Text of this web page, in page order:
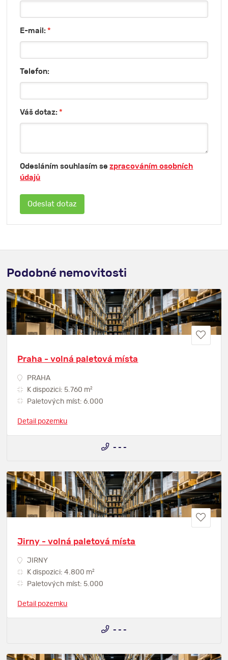
E-mail:*
Telefon:
Váš dotaz:*
Odesláním souhlasím sezpracováním osobních
údajů
Podobné nemovitosti
Praha - volná paletová místa
PRAHA
K dispozici: 5.760 m2
Paletových míst: 6.000
Detail pozemku
- - -
Jirny - volná paletová místa
JIRNY
K dispozici: 4.800 m2
Paletových míst: 5.000
Detail pozemku
- - -